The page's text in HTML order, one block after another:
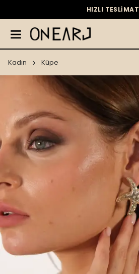
HIZLI TESLİMAT
Kadın Küpe